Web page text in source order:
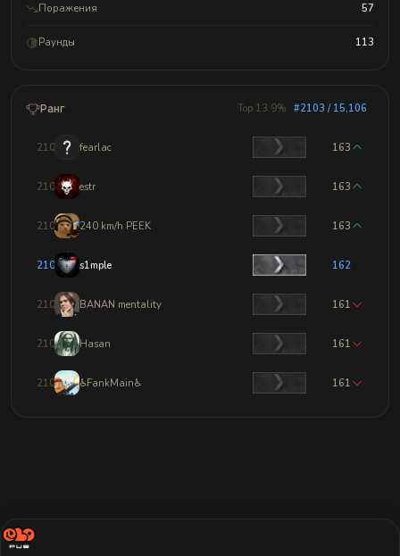
Поражения 57
Раунды 113
Ранг Top 13.9% #2103 / 15,106
2100 fearlac 163
2101 estr 163
2102 240 km/h PEEK 163
2103 s1mple 162
2104 BANAN mentality 161
2105 Hasan 161
2106 ♿FankMain♿ 161